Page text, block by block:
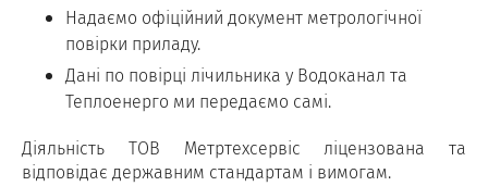
Надаємо офіційний документ метрологічної
повірки приладу.
Дані по повірці лічильника у Водоканал та
Теплоенерго ми передаємо самі.
Діяльність ТОВ Метртехсервіс ліцензована та
відповідає державним стандартам і вимогам.